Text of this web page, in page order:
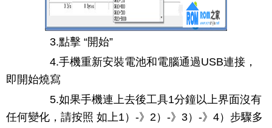
3.點擊 “開始”
4.手機重新安裝電池和電腦通過USB連接，
即開始燒寫
5.如果手機連上去後工具1分鐘以上界面沒有
任何變化，請按照 如上1）-》2）-》3）-》4）步驟多